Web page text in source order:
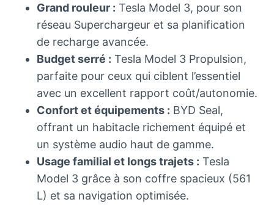
Grand rouleur : Tesla Model 3, pour son
réseau Superchargeur et sa planification
de recharge avancée.
Budget serré : Tesla Model 3 Propulsion,
parfaite pour ceux qui ciblent l’essentiel
avec un excellent rapport coût/autonomie.
Confort et équipements : BYD Seal,
offrant un habitacle richement équipé et
un système audio haut de gamme.
Usage familial et longs trajets : Tesla
Model 3 grâce à son coffre spacieux (561
L) et sa navigation optimisée.